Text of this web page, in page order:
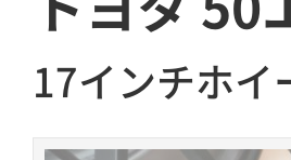
17インチホイ